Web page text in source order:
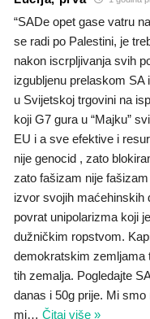
“SADe opet gase vatru
se radi po Palestini, je
nakon iscrpljivanja svih
izgubljenu prelaskom SA
u Svijetskoj trgovini na
koji G7 gura u “Majku”
EU i a sve efektive i
nije genocid , zato
zato fašizam nije
izvor svojih maćehinskih
povrat unipolarizma koji
dužničkim ropstvom.
demokratskim zemljama
tih zemalja. Pogledajte
danas i 50g prije. Mi
mi… Čitaj više »